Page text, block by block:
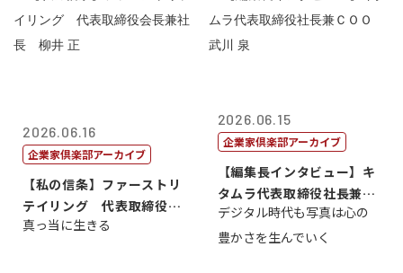
2026.06.16
企業家倶楽部アーカイブ
【私の信条】ファーストリ
テイリング 代表取締役会
長兼社長 柳...
真っ当に生きる
2026.06.15
企業家倶楽部アーカイブ
【編集長インタビュー】キ
タムラ代表取締役社長兼Ｃ
ＯＯ 武川 ...
デジタル時代も写真は心の
豊かさを生んでいく